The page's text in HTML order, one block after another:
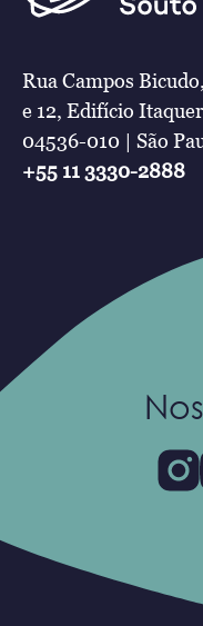
Rua Campos
e 12, Edifício
04536-010 | São
+55 11 3330-2888